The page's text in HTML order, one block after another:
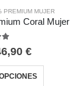
PREMIUM MUJER
Coral Mujer
€